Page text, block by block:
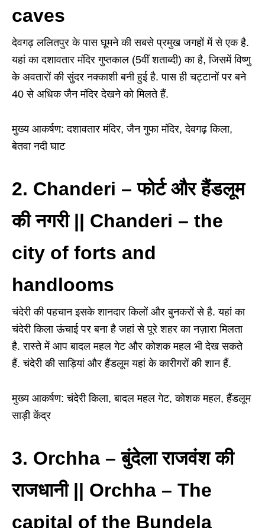
caves
देवगढ़ ललितपुर के पास घूमने की सबसे प्रमुख जगहों में से एक है.
यहां का दशावतार मंदिर गुप्तकाल (5वीं शताब्दी) का है, जिसमें विष्णु
के अवतारों की सुंदर नक्काशी बनी हुई है. पास ही चट्टानों पर बने
40 से अधिक जैन मंदिर देखने को मिलते हैं.
मुख्य आकर्षण: दशावतार मंदिर, जैन गुफा मंदिर, देवगढ़ किला,
बेतवा नदी घाट
2. Chanderi – फोर्ट और हैंडलूम
की नगरी || Chanderi – the
city of forts and
handlooms
चंदेरी की पहचान इसके शानदार किलों और बुनकरों से है. यहां का
चंदेरी किला ऊंचाई पर बना है जहां से पूरे शहर का नज़ारा मिलता
है. रास्ते में आप बादल महल गेट और कोशक महल भी देख सकते
हैं. चंदेरी की साड़ियां और हैंडलूम यहां के कारीगरों की शान हैं.
मुख्य आकर्षण: चंदेरी किला, बादल महल गेट, कोशक महल, हैंडलूम
साड़ी केंद्र
3. Orchha – बुंदेला राजवंश की
राजधानी || Orchha – The
capital of the Bundela